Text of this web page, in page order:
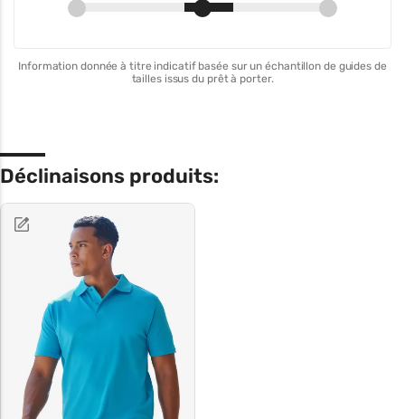
Information donnée à titre indicatif basée sur un échantillon de guides de
tailles issus du prêt à porter.
Déclinaisons produits: